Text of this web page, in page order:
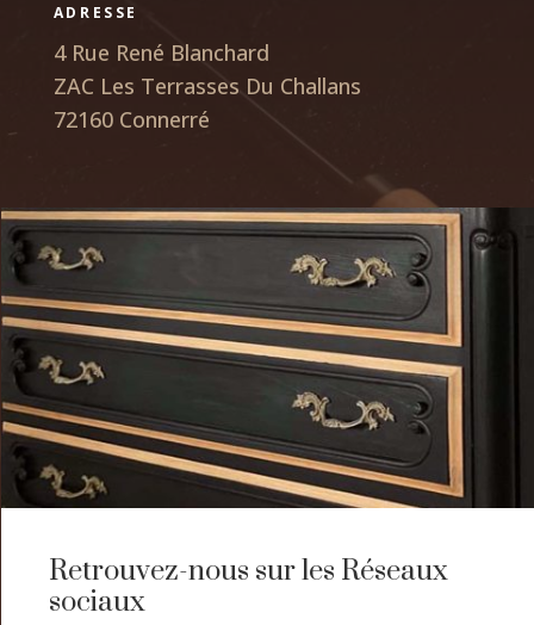
ADRESSE
4 Rue René Blanchard
ZAC Les Terrasses Du Challans
72160 Connerré
Retrouvez-nous sur les Réseaux
sociaux